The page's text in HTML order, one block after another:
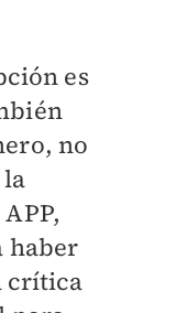
es
no
haber
crítica